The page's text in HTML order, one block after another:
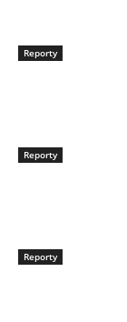
Reporty
Reporty
Reporty